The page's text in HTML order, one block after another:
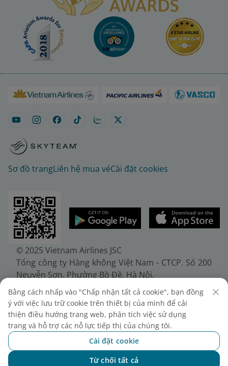
Sơ đồ trangLiên hệ mua véCài đặt cookies
© 2025 Vietnam Airlines JSC
Tổng công ty Hàng không Việt Nam - CTCP. Số 200
Nguyễn Sơn, Phường Bồ Đề, Hà Nội.
Điện thoại: (+84-24) 38272289. Fax: (+84-24)
38722375
Giấy chứng nhận đăng ký doanh nghiệp, mã số
doanh nghiệp 0100107518, đăng ký lần đầu ngày
30/6/2010, đăng ký thay đổi lần thứ 10 ngày
24/7/2025, cấp bởi Sở Tài chính Thành phố Hà Nội.
Bằng cách nhấp vào "Chấp nhận tất cả cookie", bạn đồng
ý với việc lưu trữ cookie trên thiết bị của mình để cải
thiện điều hướng trang web, phân tích việc sử dụng
trang và hỗ trợ các nỗ lực tiếp thị của chúng tôi.
Cài đặt cookie
Từ chối tất cả